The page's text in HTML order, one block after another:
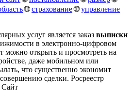
🌐страхование🌐управление
услуг является заказ выписки
в электронно-цифровом
можно открыть и просмотреть на
даже мобильном или
что существенно экономит
сделки. Росреестр